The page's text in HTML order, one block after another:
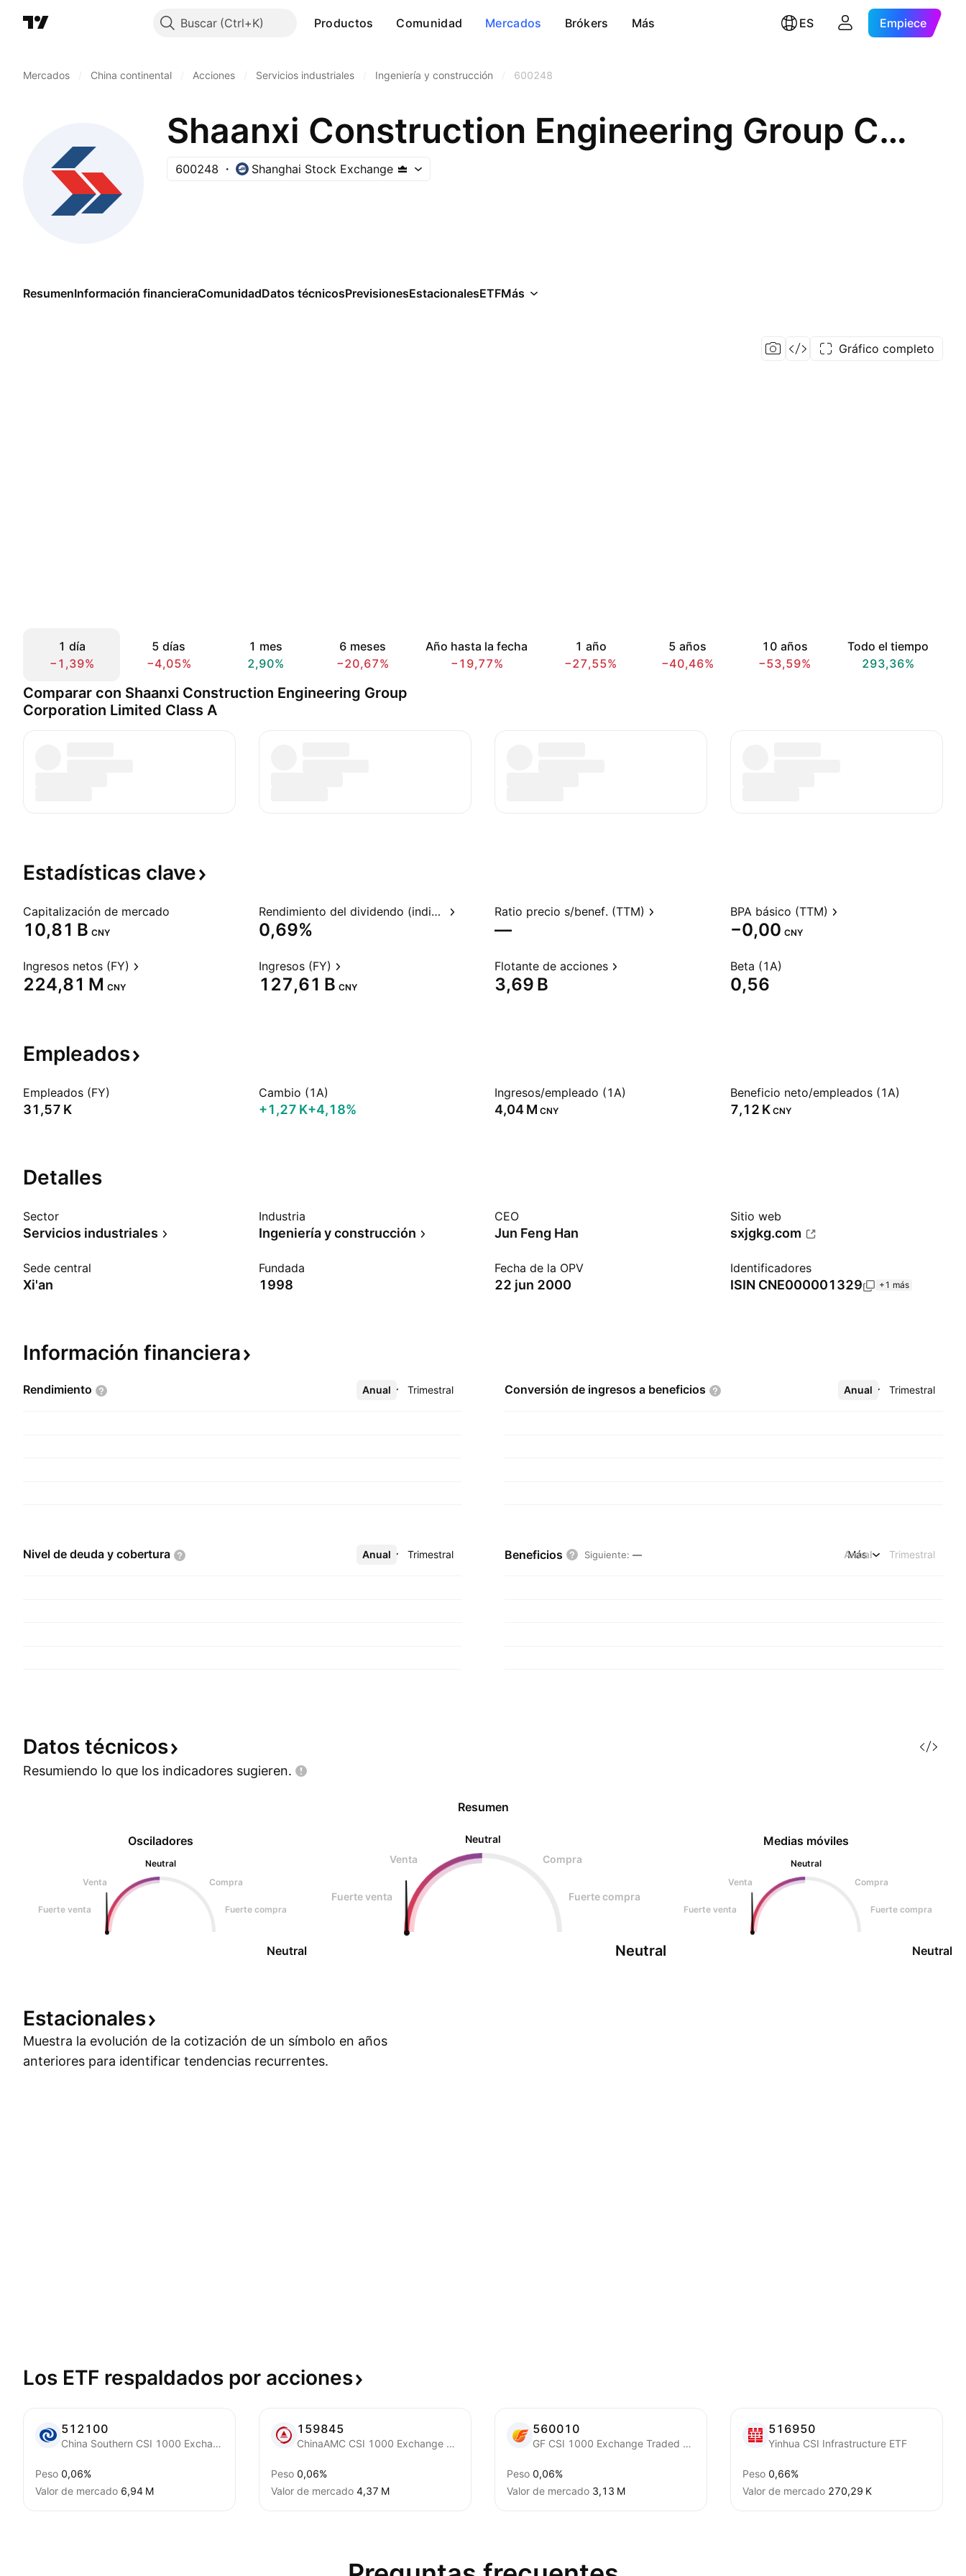
Buscar Productos Comunidad Mercados Brókers Más ES Empiece
Mercados China continental Acciones Servicios industriales Ingeniería y construcción 600248
Shaanxi Construction Engineering Group Corporation Limited Class A
600248 Shanghai Stock Exchange
ResumenInformación financieraComunidadDatos técnicosPrevisionesEstacionalesETFMás
Gráfico completo
1 día
−1,39%
5 días
−4,05%
1 mes
2,90%
6 meses
−20,67%
Año hasta la fecha
−19,77%
1 año
−27,55%
5 años
−40,46%
10 años
−53,59%
Todo el tiempo
293,36%
Comparar con Shaanxi Construction Engineering Group
Corporation Limited Class A
Estadísticas clave
Capitalización de mercado
‪10,81 B‬ CNY
Rendimiento del dividendo (indicado)
0,69%
Ratio precio s/benef. (TTM)
—
BPA básico (TTM)
−0,00 CNY
Ingresos netos (FY)
‪224,81 M‬ CNY
Ingresos (FY)
‪127,61 B‬ CNY
Flotante de acciones
‪3,69 B‬
Beta (1A)
0,56
Empleados
Empleados (FY)
‪31,57 K‬
Cambio (1A)
‪+1,27 K‬+4,18%
Ingresos/empleado (1A)
‪4,04 M‬ CNY
Beneficio neto/empleados (1A)
‪7,12 K‬ CNY
Detalles
Sector
Servicios industriales
Industria
Ingeniería y construcción
CEO
Jun Feng Han
Sitio web
sxjgkg.com
Sede central
Xi'an
Fundada
1998
Fecha de la OPV
22 jun 2000
Identificadores
ISIN CNE000001329 +1 más
Información financiera
Rendimiento Anual Trimestral
Más Conversión de ingresos a beneficios Anual Trimestral
Más
Nivel de deuda y cobertura Anual Trimestral
Más Beneficios Siguiente: — Anual Trimestral
Más
Datos técnicos
Resumiendo lo que los indicadores sugieren.
Osciladores
Neutral
Venta
Compra
Fuerte venta Fuerte compra
Neutral
Resumen
Neutral
Venta
Compra
Fuerte venta Fuerte compra
Neutral
Medias móviles
Neutral
Venta
Compra
Fuerte venta Fuerte compra
Neutral
Estacionales
Muestra la evolución de la cotización de un símbolo en años
anteriores para identificar tendencias recurrentes.
Los ETF respaldados por acciones
512100
China Southern CSI 1000 Exchange Traded Fund
Peso 0,06%
Valor de mercado ‪6,94 M‬
159845
ChinaAMC CSI 1000 Exchange Traded Fund
Peso 0,06%
Valor de mercado ‪4,37 M‬
560010
GF CSI 1000 Exchange Traded Fund Units
Peso 0,06%
Valor de mercado ‪3,13 M‬
516950
Yinhua CSI Infrastructure ETF
Peso 0,66%
Valor de mercado ‪270,29 K‬